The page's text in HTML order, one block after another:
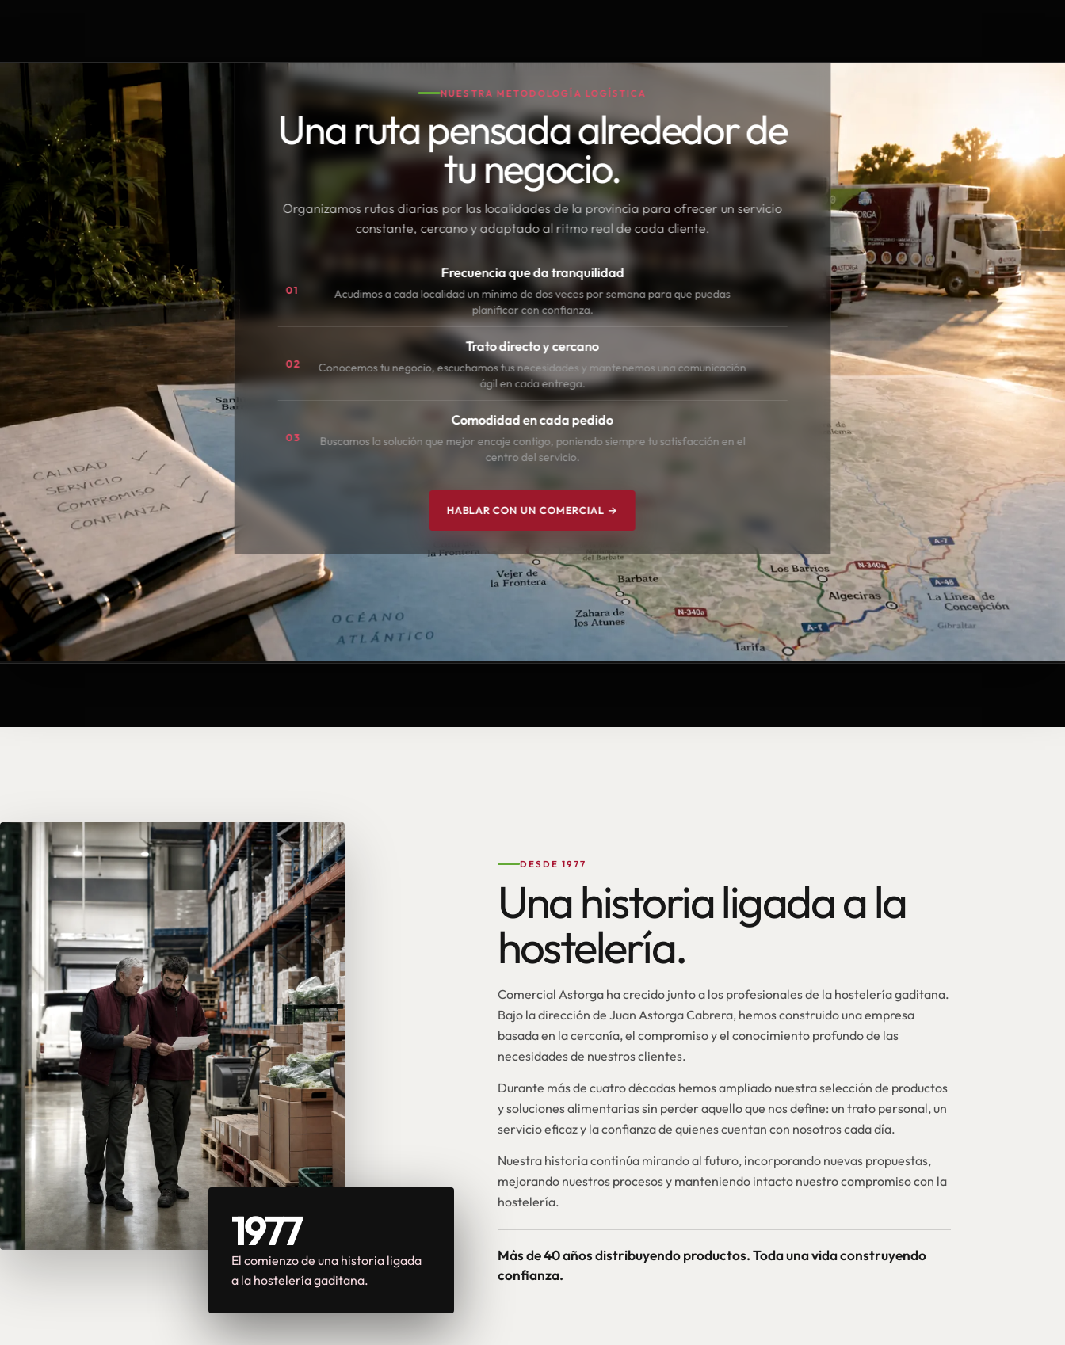
NUESTRA METODOLOGÍA LOGÍSTICA
Una ruta pensada alrededor de
tu negocio.
Organizamos rutas diarias por las localidades de la provincia para ofrecer un servicio
constante, cercano y adaptado al ritmo real de cada cliente.
01
Frecuencia que da tranquilidad
Acudimos a cada localidad un mínimo de dos veces por semana para que puedas
planificar con confianza.
02
Trato directo y cercano
Conocemos tu negocio, escuchamos tus necesidades y mantenemos una comunicación
ágil en cada entrega.
03
Comodidad en cada pedido
Buscamos la solución que mejor encaje contigo, poniendo siempre tu satisfacción en el
centro del servicio.
HABLAR CON UN COMERCIAL →
1977
El comienzo de una historia ligada
a la hostelería gaditana.
DESDE 1977
Una historia ligada a la
hostelería.
Comercial Astorga ha crecido junto a los profesionales de la hostelería gaditana.
Bajo la dirección de Juan Astorga Cabrera, hemos construido una empresa
basada en la cercanía, el compromiso y el conocimiento profundo de las
necesidades de nuestros clientes.
Durante más de cuatro décadas hemos ampliado nuestra selección de productos
y soluciones alimentarias sin perder aquello que nos define: un trato personal, un
servicio eficaz y la confianza de quienes cuentan con nosotros cada día.
Nuestra historia continúa mirando al futuro, incorporando nuevas propuestas,
mejorando nuestros procesos y manteniendo intacto nuestro compromiso con la
hostelería.
Más de 40 años distribuyendo productos. Toda una vida construyendo
confianza.